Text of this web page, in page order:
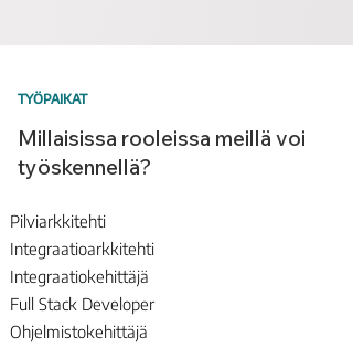
TYÖPAIKAT
Millaisissa rooleissa meillä voi
työskennellä?
Pilviarkkitehti
Integraatioarkkitehti
Integraatiokehittäjä
Full Stack Developer
Ohjelmistokehittäjä